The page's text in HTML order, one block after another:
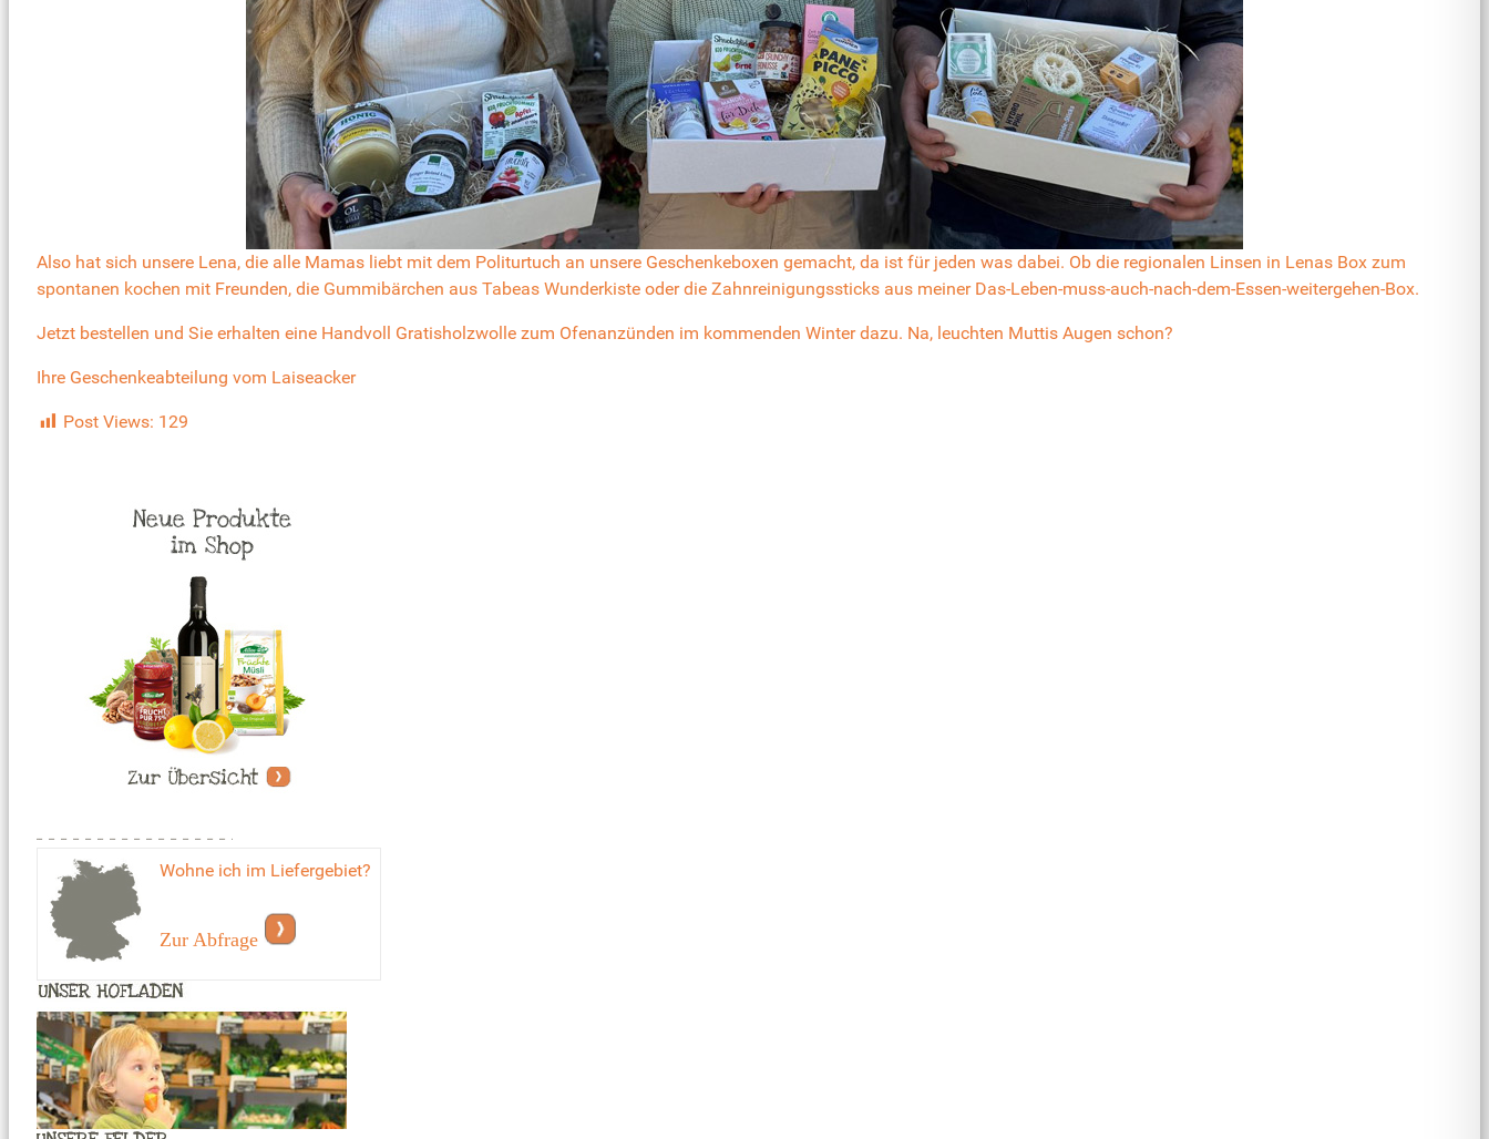
Also hat sich unsere Lena, die alle Mamas liebt mit dem Politurtuch an unsere Geschenkeboxen gemacht, da ist für jeden was dabei. Ob die regionalen Linsen in Lenas Box zum
spontanen kochen mit Freunden, die Gummibärchen aus Tabeas Wunderkiste oder die Zahnreinigungssticks aus meinerDas-Leben-muss-auch-nach-dem-Essen-weitergehen-Box.
Jetzt bestellen und Sie erhalten eine Handvoll Gratisholzwolle zum Ofenanzünden im kommenden Winter dazu. Na, leuchten Muttis Augen schon?
Ihre Geschenkeabteilung vom Laiseacker
Post Views: 129
Wohne ich im Liefergebiet?
Zur Abfrage